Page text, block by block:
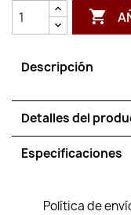

Descripción
Detalles del
Especificaciones
Política de